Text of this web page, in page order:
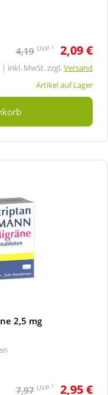
4,19 UVP 1 2,09 €
| inkl. MwSt. zzgl.Versand
Artikel auf Lager
2,5 mg
7,97 UVP 1 2,95 €